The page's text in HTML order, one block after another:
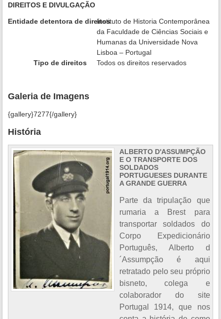
DIREITOS E DIVULGAÇÃO
Entidade detentora de direitosInstituto de Historia Contemporânea
da Faculdade de Ciências Sociais e
Humanas da Universidade Nova
Lisboa – Portugal
Tipo de direitos
Todos os direitos reservados
Galeria de Imagens
{gallery}7277{/gallery}
História
ALBERTO D'ASSUMPÇÃO
E O TRANSPORTE DOS
SOLDADOS
PORTUGUESES DURANTE
A GRANDE GUERRA
Parte da tripulação que
rumaria a Brest para
transportar soldados do
Corpo Expedicionário
Português, Alberto d
´Assumpção é aqui
retratado pelo seu próprio
bisneto, colega e
colaborador do site
Portugal 1914, que nos